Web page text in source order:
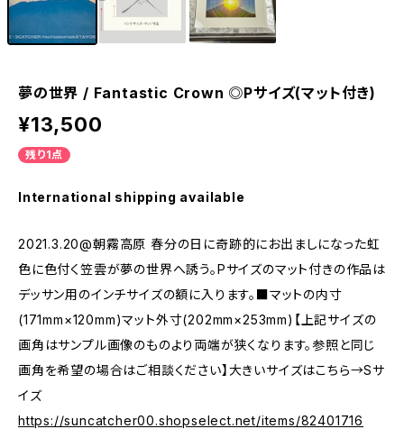
夢の世界 / Fantastic Crown ◎Pサイズ(マット付き)
¥13,500
残り1点
International shipping available
2021.3.20@朝霧高原 春分の日に奇跡的にお出ましになった虹
色に色付く笠雲が夢の世界へ誘う。Pサイズのマット付きの作品は
デッサン用のインチサイズの額に入ります。■マットの内寸
(171mm×120mm)マット外寸(202mm×253mm)【上記サイズの
画角はサンプル画像のものより両端が狭くなります。参照と同じ
画角を希望の場合はご相談ください】大きいサイズはこちら→Sサ
イズ
https://suncatcher00.shopselect.net/items/82401716